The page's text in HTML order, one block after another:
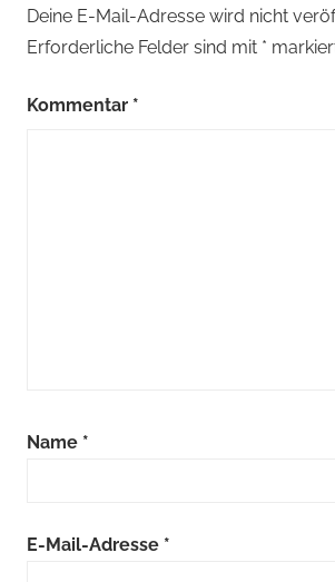
Deine E-Mail-Adresse wird nicht
Erforderliche Felder sind mit *
Kommentar *
Name *
E-Mail-Adresse *